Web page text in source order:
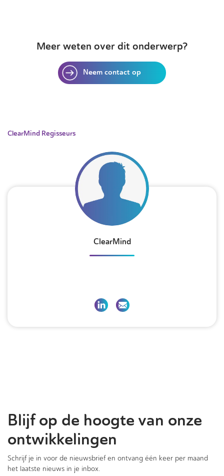
Meer weten over dit onderwerp?
Neem contact op
ClearMind Regisseurs
ClearMind
Blijf op de hoogte van onze
ontwikkelingen
Schrijf je in voor de nieuwsbrief en ontvang één keer per maand
het laatste nieuws in je inbox.